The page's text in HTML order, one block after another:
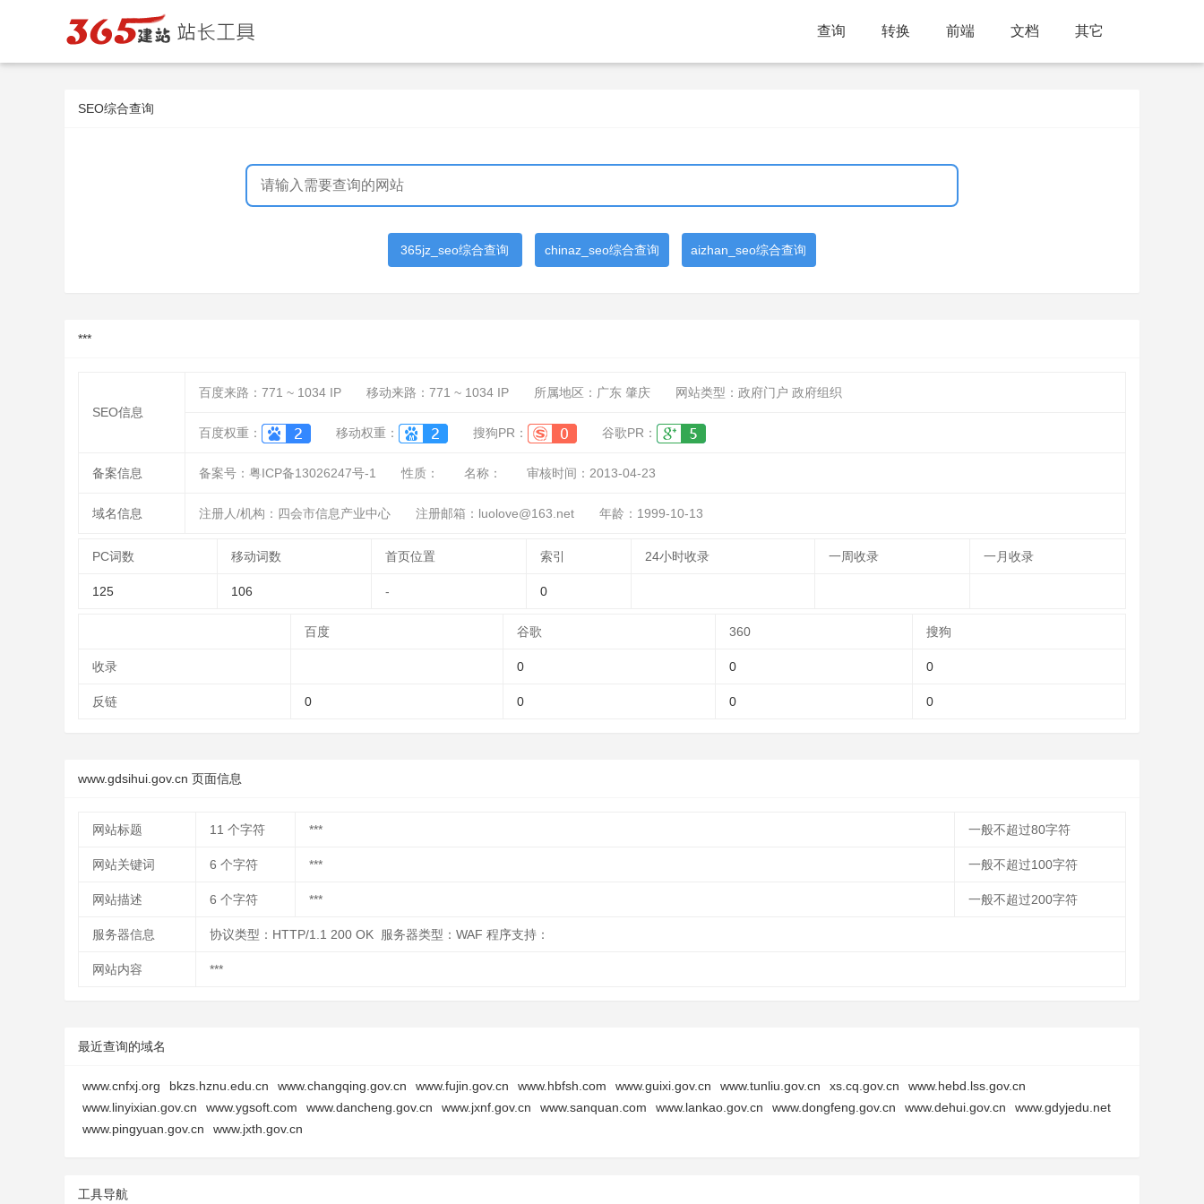
查询 转换 前端 文档 其它
SEO综合查询
365jz_seo综合查询 chinaz_seo综合查询 aizhan_seo综合查询
***
SEO信息
百度来路： 771 ~ 1034 IP 移动来路： 771 ~ 1034 IP 所属地区：广东 肇庆 网站类型：政府门户 政府组织
百度权重： 移动权重： 搜狗PR： 谷歌PR：
备案信息 备案号：粤ICP备13026247号-1 性质： 名称： 审核时间： 2013-04-23
域名信息 注册人/机构：四会市信息产业中心 注册邮箱：luolove@163.net 年龄：1999-10-13
PC词数 移动词数 首页位置 索引 24小时收录 一周收录 一月收录
125 106 - 0
百度 谷歌 360 搜狗
收录 0 0 0
反链 0 0 0 0
www.gdsihui.gov.cn 页面信息
网站标题 11 个字符 *** 一般不超过80字符
网站关键词 6 个字符 *** 一般不超过100字符
网站描述 6 个字符 *** 一般不超过200字符
服务器信息 协议类型：HTTP/1.1 200 OK 服务器类型：WAF 程序支持：
网站内容 ***
最近查询的域名
www.cnfxj.org bkzs.hznu.edu.cn www.changqing.gov.cn www.fujin.gov.cn www.hbfsh.com www.guixi.gov.cn www.tunliu.gov.cn xs.cq.gov.cn
www.hebd.lss.gov.cn
www.linyixian.gov.cn
www.ygsoft.com www.dancheng.gov.cn www.jxnf.gov.cn www.sanquan.com www.lankao.gov.cn www.dongfeng.gov.cn www.dehui.gov.cn
www.gdyjedu.net
www.pingyuan.gov.cn
www.jxth.gov.cn
工具导航